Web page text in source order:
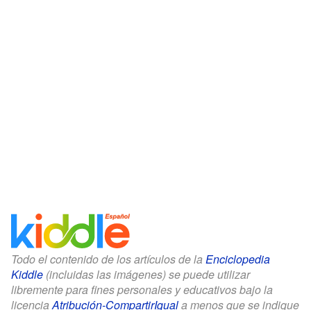
Todo el contenido de los artículos de la Enciclopedia
Kiddle (incluidas las imágenes) se puede utilizar
libremente para fines personales y educativos bajo la
licenciaAtribución-CompartirIguala menos que se indique